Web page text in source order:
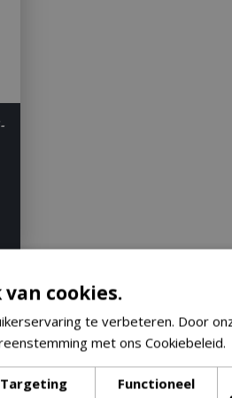
Napoleon Houtskool
je van de karakteristieke
houd je eenvoudig
wilt barbecueën met
cookies.
te verbeteren. Door
met ons Cookiebeleid.
Targeting Functioneel